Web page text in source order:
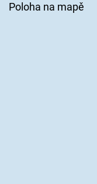
Poloha na mapě